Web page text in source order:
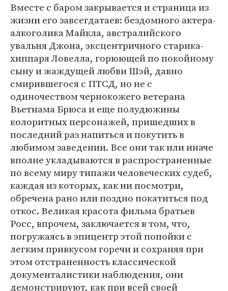
Вместе с баром закрывается и страница из
жизни его завсегдатаев: бездомного актера-
алкоголика Майкла, австралийского
увальня Джона, эксцентричного старика-
хиппаря Ловелла, горюющей по покойному
сыну и жаждущей любви Шэй, давно
смирившегося с ПТСД, но не с
одиночеством чернокожего ветерана
Вьетнама Брюса и еще полудюжины
колоритных персонажей, пришедших в
последний раз напиться и покутить в
любимом заведении. Все они так или иначе
вполне укладываются в распространенные
по всему миру типажи человеческих судеб,
каждая из которых, как ни посмотри,
обречена рано или поздно покатиться под
откос. Великая красота фильма братьев
Росс, впрочем, заключается в том, что,
погружаясь в эпицентр этой попойки с
легким привкусом горечи и сохраняя при
этом отстраненность классической
документалистики наблюдения, они
демонстрируют, как при всей своей